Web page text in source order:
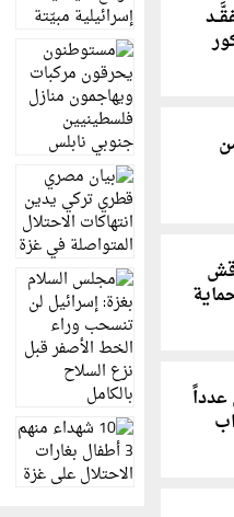
عدداً